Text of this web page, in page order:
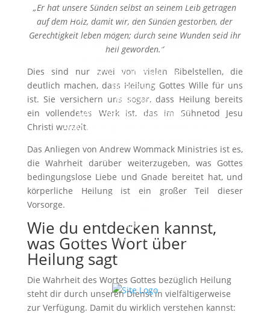
Nehmen Sie Jesus als Ihren Retter an
Empfangen Sie den Heiligen Geist
Was wir glauben
Warum kostenlose Downloads?
Nimm Kontakt mit uns auf
Datenschutzerklärung
Impressum
Webshop
AWM Webshop Deutschland
AWM Katalog | Deutsch (Download)
Mein Konto / Login
AWM Shop England
AWM Store USA
SPENDEN/PARTNER
Partner
2025 AWM-Charis Team in deiner
Gemeinde
„Er hat unsere Sünden selbst an seinem Leib getragen
auf dem Holz, damit wir, den Sünden gestorben, der
Gerechtigkeit leben mögen; durch seine Wunden seid ihr
heil geworden.“
Dies sind nur zwei von vielen Bibelstellen, die
deutlich machen, dass Heilung Gottes Wille für uns
ist. Sie versichern uns sogar, dass Heilung bereits
ein vollendetes Werk ist, das im Sühnetod Jesu
Christi wurzelt.
Das Anliegen von Andrew Wommack Ministries ist es,
die Wahrheit darüber weiterzugeben, was Gottes
bedingungslose Liebe und Gnade bereitet hat, und
körperliche Heilung ist ein großer Teil dieser
Vorsorge.
Wie du entdecken kannst,
was Gottes Wort über
Heilung sagt
Die Wahrheit des Wortes Gottes bezüglich Heilung
steht dir durch unseren Dienst in vielfältigerweise
zur Verfügung. Damit du wirklich verstehen kannst: